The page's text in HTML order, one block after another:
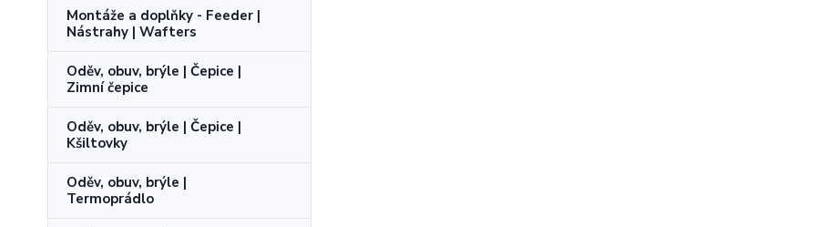
Montáže a doplňky - Feeder |
Nástrahy | Wafters
Oděv, obuv, brýle | Čepice |
Zimní čepice
Oděv, obuv, brýle | Čepice |
Kšiltovky
Oděv, obuv, brýle |
Termoprádlo